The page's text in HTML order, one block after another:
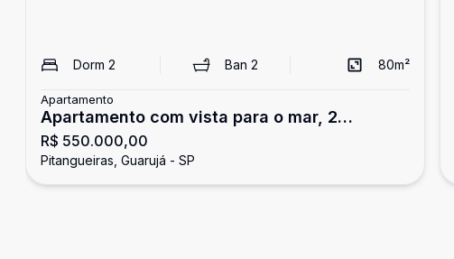
Dorm 2 Ban2 80m²
Apartamento
Apartamento com vista para o mar, 2
dormitórios, Pitangueiras, Guarujá
R$ 550.000,00
Pitangueiras, Guarujá - SP